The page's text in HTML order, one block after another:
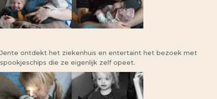
Jente ontdekt het ziekenhuis en entertaint het bezoek met
spookjeschips die ze eigenlijk zelf opeet.